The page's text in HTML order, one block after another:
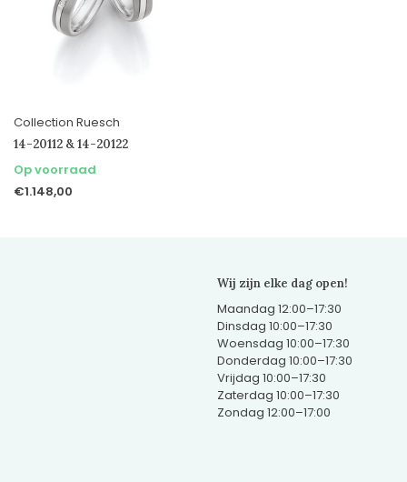
Collection Ruesch
14-20112 & 14-20122
Op voorraad
€1.148,00
Wij zijn elke dag open!
Maandag 12:00–17:30
Dinsdag 10:00–17:30
Woensdag 10:00–17:30
Donderdag 10:00–17:30
Vrijdag 10:00–17:30
Zaterdag 10:00–17:30
Zondag 12:00–17:00